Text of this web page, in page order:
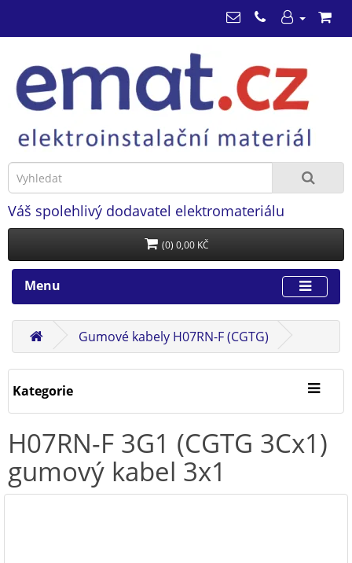
Váš spolehlivý dodavatel elektromateriálu
(0) 0,00 KČ
Menu
Gumové kabely H07RN-F (CGTG)
Kategorie
H07RN-F 3G1 (CGTG 3Cx1)
gumový kabel 3x1